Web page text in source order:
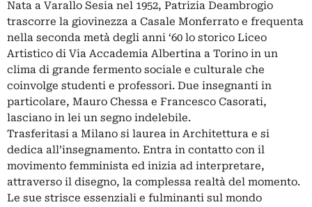
Nata a Varallo Sesia nel 1952, Patrizia Deambrogio
trascorre la giovinezza a Casale Monferrato e frequenta
nella seconda metà degli anni ‘60 lo storico Liceo
Artistico di Via Accademia Albertina a Torino in un
clima di grande fermento sociale e culturale che
coinvolge studenti e professori. Due insegnanti in
particolare, Mauro Chessa e Francesco Casorati,
lasciano in lei un segno indelebile.
Trasferitasi a Milano si laurea in Architettura e si
dedica all’insegnamento. Entra in contatto con il
movimento femminista ed inizia ad interpretare,
attraverso il disegno, la complessa realtà del momento.
Le sue strisce essenziali e fulminanti sul mondo